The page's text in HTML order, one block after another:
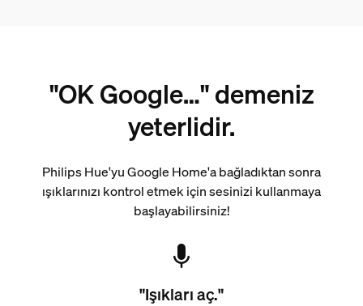
"OK Google…" demeniz
yeterlidir.
Philips Hue'yu Google Home'a ​​bağladıktan sonra
ışıklarınızı kontrol etmek için sesinizi kullanmaya
başlayabilirsiniz!
"Işıkları aç."